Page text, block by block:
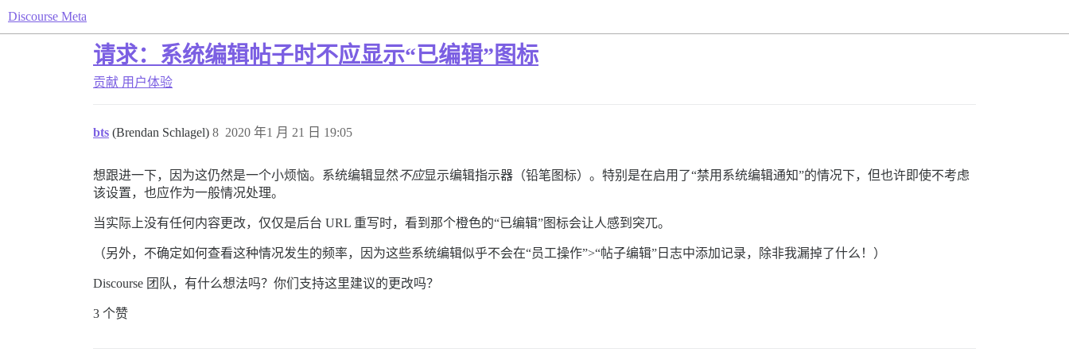
Discourse Meta
请求：系统编辑帖子时不应显示“已编辑”图标
贡献 用户体验
bts (Brendan Schlagel) 2020 年1 月 21 日 19:05
8
想跟进一下，因为这仍然是一个小烦恼。系统编辑显然不应显示编辑指示器（铅笔图标）。特别是在启用了“禁用系统编辑通知”的情况下，但也许即使不考虑
该设置，也应作为一般情况处理。
当实际上没有任何内容更改，仅仅是后台 URL 重写时，看到那个橙色的“已编辑”图标会让人感到突兀。
（另外，不确定如何查看这种情况发生的频率，因为这些系统编辑似乎不会在“员工操作”>“帖子编辑”日志中添加记录，除非我漏掉了什么！）
Discourse 团队，有什么想法吗？你们支持这里建议的更改吗？
3 个赞